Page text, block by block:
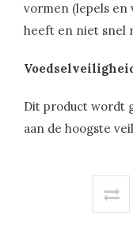
vormen (lepels en
heeft en niet snel
Dit product wordt
aan de hoogste